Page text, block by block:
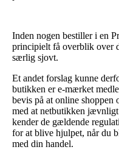
Inden nogen bestiller i en
principielt få overblik over
særlig sjovt.
Et andet forslag kunne
butikken er e-mærket
bevis på at online
med at netbutikken jævnligt
kender de gældende
for at blive hjulpet, når du
med din handel.